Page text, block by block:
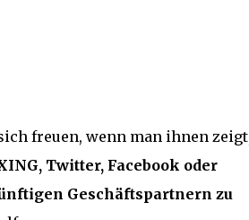
freuen, wenn man ihnen
Twitter, Facebook oder
Geschäftspartnern zu